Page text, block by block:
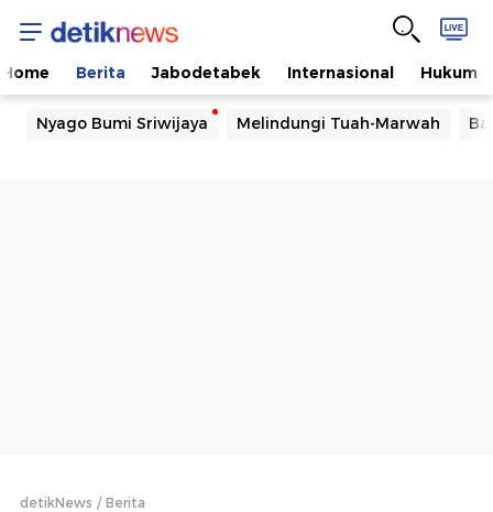
Home Berita Jabodetabek Internasional Hukum
Nyago Bumi Sriwijaya Melindungi Tuah-Marwah
detikNews Berita